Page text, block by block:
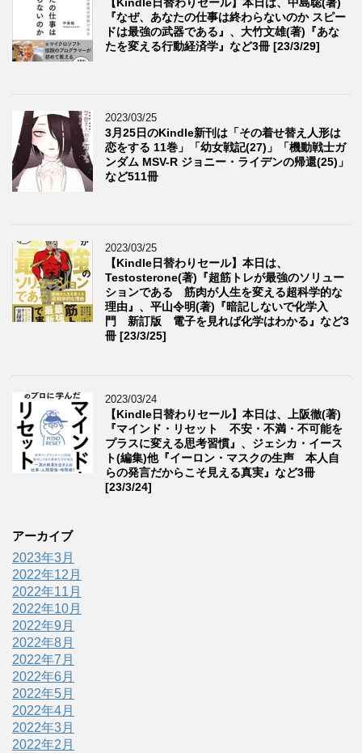
【Kindle日替わりセール】本日は、中島聡(著)
『なぜ、あなたの仕事は終わらないのか スピー
ドは最強の武器である』、大竹文雄(著)『あな
たを変える行動経済学』など3冊 [23/3/29]
2023/03/25
3月25日のKindle新刊は「その着せ替え人形は
恋をする 11巻」「幼女戦記(27)」「機動戦士ガ
ンダム MSV-R ジョニー・ライデンの帰還(25)」
など511冊
2023/03/25
【Kindle日替わりセール】本日は、
Testosterone(著)『超筋トレが最強のソリュー
ションである 筋肉が人生を変える超科学的な
理由』、平山令明(著)『暗記しないで化学入
門 新訂版 電子を見れば化学はわかる』など3
冊 [23/3/25]
2023/03/24
【Kindle日替わりセール】本日は、上阪徹(著)
『マインド・リセット 不安・不満・不可能を
プラスに変える思考習慣』、ジェシカ・イース
ト(編集)他『イーロン・マスクの生声 本人自
らの発言だからこそ見える真実』など3冊
[23/3/24]
アーカイブ
2023年3月
2022年12月
2022年11月
2022年10月
2022年9月
2022年8月
2022年7月
2022年6月
2022年5月
2022年4月
2022年3月
2022年2月